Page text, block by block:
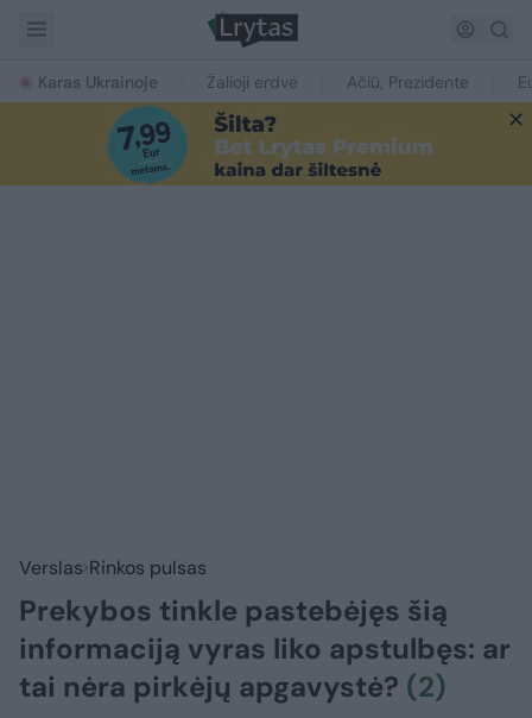
Karas Ukrainoje Žalioji erdvė Ačiū, Prezidente
Verslas Rinkos pulsas
Prekybos tinkle pastebėjęs šią
informaciją vyras liko apstulbęs: ar
tai nėra pirkėjų apgavystė? (2)